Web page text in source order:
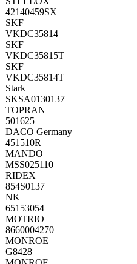
42140459SX
SKF
VKDC35814
SKF
VKDC35815T
SKF
VKDC35814T
Stark
SKSA0130137
TOPRAN
501625
DACO Germany
451510R
MANDO
MSS025110
RIDEX
854S0137
NK
65153054
MOTRIO
8660004270
MONROE
G8428